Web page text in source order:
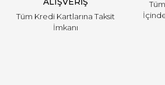
Tüm Kredi Kartlarına Taksit
İmkanı